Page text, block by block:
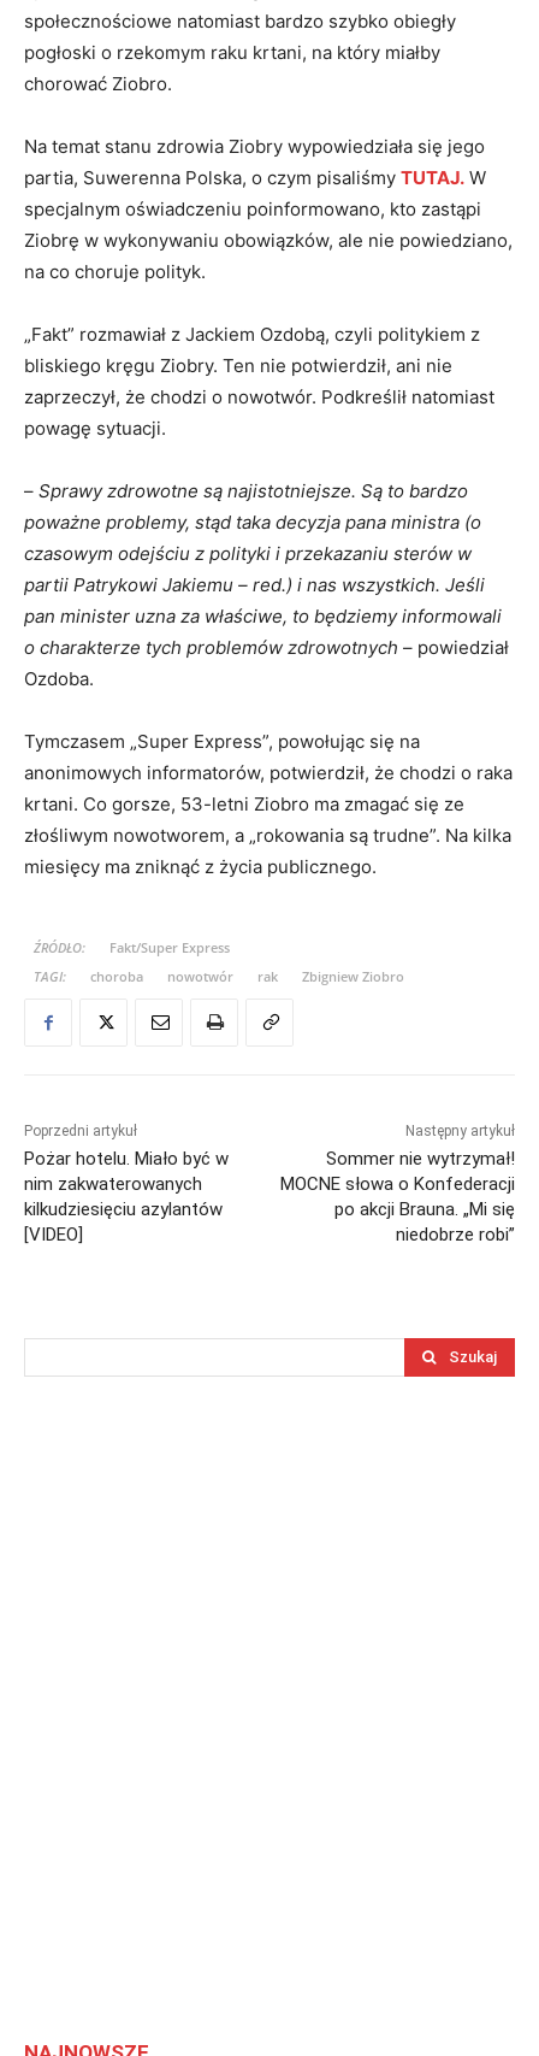
społecznościowe natomiast bardzo szybko obiegły
pogłoski o rzekomym raku krtani, na który miałby
chorować Ziobro.
Na temat stanu zdrowia Ziobry wypowiedziała się jego
partia, Suwerenna Polska, o czym pisaliśmy TUTAJ. W
specjalnym oświadczeniu poinformowano, kto zastąpi
Ziobrę w wykonywaniu obowiązków, ale nie powiedziano,
na co choruje polityk.
„Fakt” rozmawiał z Jackiem Ozdobą, czyli politykiem z
bliskiego kręgu Ziobry. Ten nie potwierdził, ani nie
zaprzeczył, że chodzi o nowotwór. Podkreślił natomiast
powagę sytuacji.
– Sprawy zdrowotne są najistotniejsze. Są to bardzo
poważne problemy, stąd taka decyzja pana ministra (o
czasowym odejściu z polityki i przekazaniu sterów w
partii Patrykowi Jakiemu – red.) i nas wszystkich. Jeśli
pan minister uzna za właściwe, to będziemy informowali
o charakterze tych problemów zdrowotnych – powiedział
Ozdoba.
Tymczasem „Super Express”, powołując się na
anonimowych informatorów, potwierdził, że chodzi o raka
krtani. Co gorsze, 53-letni Ziobro ma zmagać się ze
złośliwym nowotworem, a „rokowania są trudne”. Na kilka
miesięcy ma zniknąć z życia publicznego.
ŹRÓDŁO:
Fakt/Super Express
TAGI:
choroba nowotwór rak Zbigniew Ziobro
Poprzedni artykuł
Pożar hotelu. Miało być w
nim zakwaterowanych
kilkudziesięciu azylantów
[VIDEO]
Następny artykuł
Sommer nie wytrzymał!
MOCNE słowa o Konfederacji
po akcji Brauna. „Mi się
niedobrze robi”
Szukaj